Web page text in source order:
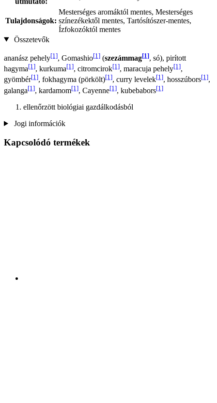
Tulajdonságok:
Mesterséges aromáktól mentes, Mesterséges
színezékektől mentes, Tartósítószer-mentes,
Ízfokozóktól mentes
Összetevők
ananász pehely[1], Gomashio[1] (szezámmag[1], só), pirított
hagyma[1], kurkuma[1], citromcirok[1], maracuja pehely[1],
gyömbér[1], fokhagyma (pörkölt)[1], curry levelek[1], hosszúbors[1],
galanga[1], kardamom[1], Cayenne[1], kubebabors[1]
ellenőrzött biológiai gazdálkodásból
Jogi információk
Kapcsolódó termékek